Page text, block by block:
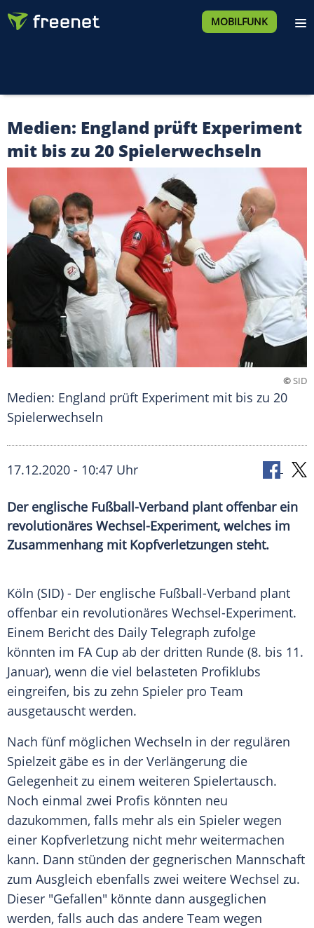
MOBILFUNK
Medien: England prüft Experiment
mit bis zu 20 Spielerwechseln
©SID
Medien: England prüft Experiment mit bis zu 20
Spielerwechseln
17.12.2020 - 10:47 Uhr
Der englische Fußball-Verband plant offenbar ein
revolutionäres Wechsel-Experiment, welches im
Zusammenhang mit Kopfverletzungen steht.
Köln (SID) - Der englische Fußball-Verband plant
offenbar ein revolutionäres Wechsel-Experiment.
Einem Bericht des Daily Telegraph zufolge
könnten im FA Cup ab der dritten Runde (8. bis 11.
Januar), wenn die viel belasteten Profiklubs
eingreifen, bis zu zehn Spieler pro Team
ausgetauscht werden.
Nach fünf möglichen Wechseln in der regulären
Spielzeit gäbe es in der Verlängerung die
Gelegenheit zu einem weiteren Spielertausch.
Noch einmal zwei Profis könnten neu
dazukommen, falls mehr als ein Spieler wegen
einer Kopfverletzung nicht mehr weitermachen
kann. Dann stünden der gegnerischen Mannschaft
zum Ausgleich ebenfalls zwei weitere Wechsel zu.
Dieser "Gefallen" könnte dann ausgeglichen
werden, falls auch das andere Team wegen